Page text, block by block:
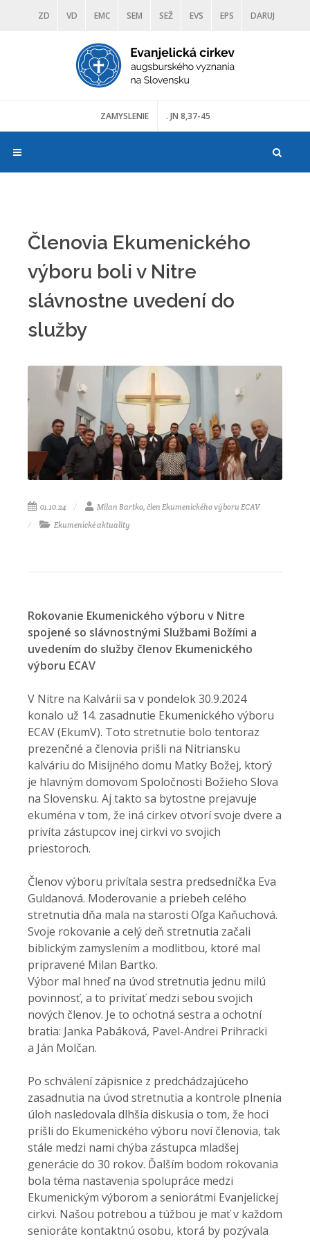
ZD VD EMC SEM SEŽ EVS EPS DARUJ
DIAKONIA ŠKOLY TRANOSCIUS
ZAMYSLENIE . JN 8,37-45
Členovia Ekumenického
výboru boli v Nitre
slávnostne uvedení do
služby
01.10.24
Milan Bartko, člen Ekumenického výboru ECAV
Ekumenické aktuality
Rokovanie Ekumenického výboru v Nitre
spojené so slávnostnými Službami Božími a
uvedením do služby členov Ekumenického
výboru ECAV
V Nitre na Kalvárii sa v pondelok 30.9.2024
konalo už 14. zasadnutie Ekumenického výboru
ECAV (EkumV). Toto stretnutie bolo tentoraz
prezenčné a členovia prišli na Nitriansku
kalváriu do Misijného domu Matky Božej, ktorý
je hlavným domovom Spoločnosti Božieho Slova
na Slovensku. Aj takto sa bytostne prejavuje
ekuména v tom, že iná cirkev otvorí svoje dvere a
privíta zástupcov inej cirkvi vo svojich
priestoroch.
Členov výboru privítala sestra predsedníčka Eva
Guldanová. Moderovanie a priebeh celého
stretnutia dňa mala na starosti Oľga Kaňuchová.
Svoje rokovanie a celý deň stretnutia začali
biblickým zamyslením a modlitbou, ktoré mal
pripravené Milan Bartko.
Výbor mal hneď na úvod stretnutia jednu milú
povinnosť, a to privítať medzi sebou svojich
nových členov. Je to ochotná sestra a ochotní
bratia: Janka Pabáková, Pavel-Andrei Prihracki
a Ján Molčan.
Po schválení zápisnice z predchádzajúceho
zasadnutia na úvod stretnutia a kontrole plnenia
úloh nasledovala dlhšia diskusia o tom, že hoci
prišli do Ekumenického výboru noví členovia, tak
stále medzi nami chýba zástupca mladšej
generácie do 30 rokov. Ďalším bodom rokovania
bola téma nastavenia spolupráce medzi
Ekumenickým výborom a seniorátmi Evanjelickej
cirkvi. Našou potrebou a túžbou je mať v každom
senioráte kontaktnú osobu, ktorá by pozývala